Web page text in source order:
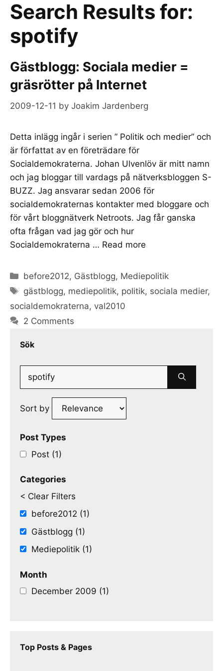
Search Results for:
spotify
Gästblogg: Sociala medier =
gräsrötter på Internet
2009-12-11 by Joakim Jardenberg
Detta inlägg ingår i serien ” Politik och medier” och
är författat av en företrädare för
Socialdemokraterna. Johan Ulvenlöv är mitt namn
och jag bloggar till vardags på nätverksbloggen S-
BUZZ. Jag ansvarar sedan 2006 för
socialdemokraternas kontakter med bloggare och
för vårt bloggnätverk Netroots. Jag får ganska
ofta frågan vad jag gör och hur
Socialdemokraterna … Read more
Categories
before2012, Gästblogg, Mediepolitik
Tags
gästblogg, mediepolitik, politik, sociala medier,
socialdemokraterna, val2010
2 Comments
Sök
Search
Sort by
Post Types
Post (1)
Categories
< Clear Filters
before2012 (1)
Gästblogg (1)
Mediepolitik (1)
Month
December 2009 (1)
Top Posts & Pages